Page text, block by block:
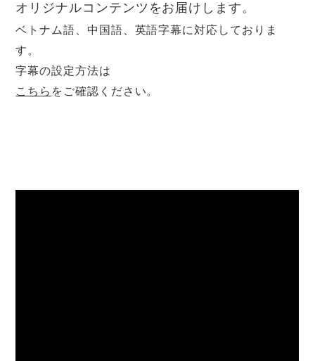
オリジナルコンテンツをお届けします。
ベトナム語、中国語、英語字幕に対応しておりま
す。
字幕の設定方法は
こちら をご確認ください。